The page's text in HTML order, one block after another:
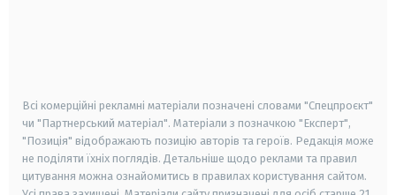
Всі комерційні рекламні матеріали позначені словами "Спецпроєкт"
чи "Партнерський матеріал". Матеріали з позначкою "Експерт",
"Позиція" відображають позицію авторів та героїв. Редакція може
не поділяти їхніх поглядів. Детальніше щодо реклами та правил
цитування можна ознайомитись в правилах користування сайтом.